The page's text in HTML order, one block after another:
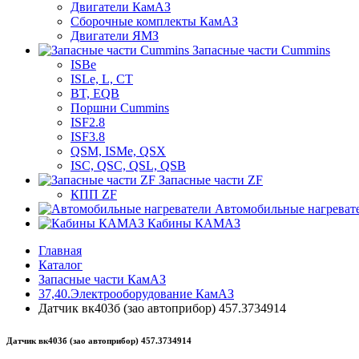
Двигатели КамАЗ
Сборочные комплекты КамАЗ
Двигатели ЯМЗ
Запасные части Cummins
ISBe
ISLe, L, CT
BT, EQB
Поршни Cummins
ISF2.8
ISF3.8
QSM, ISMe, QSX
ISC, QSC, QSL, QSB
Запасные части ZF
КПП ZF
Автомобильные
Кабины КАМАЗ
Главная
Каталог
Запасные части КамАЗ
37,40.Электрооборудование КамАЗ
Датчик вк403б (зао автоприбор) 457.3734914
Датчик вк403б (зао автоприбор) 457.3734914